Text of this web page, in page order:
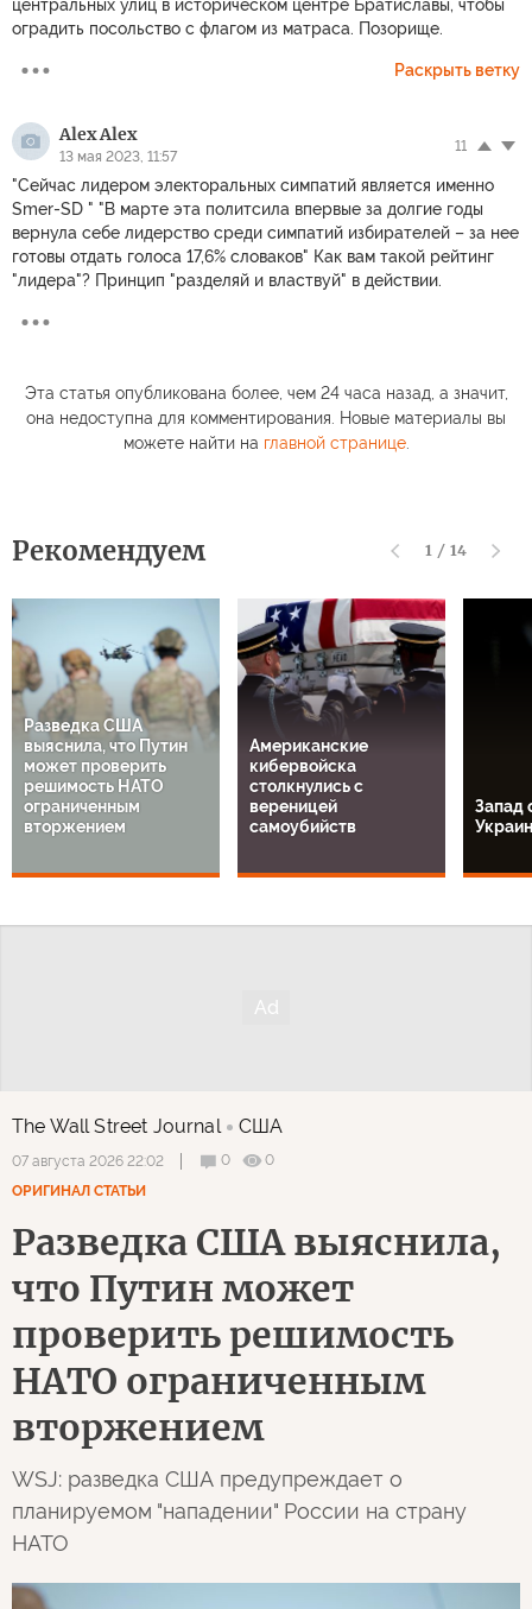
центральных улиц в историческом центре Братиславы, чтобы
оградить посольство с флагом из матраса. Позорище.
Раскрыть ветку
Alex Alex
13 мая 2023, 11:57
11
"Сейчас лидером электоральных симпатий является именно
Smer-SD " "В марте эта политсила впервые за долгие годы
вернула себе лидерство среди симпатий избирателей – за нее
готовы отдать голоса 17,6% словаков" Как вам такой рейтинг
"лидера"? Принцип "разделяй и властвуй" в действии.
Эта статья опубликована более, чем 24 часа назад, а значит,
она недоступна для комментирования. Новые материалы вы
можете найти на главной странице.
Рекомендуем 1 / 14
Разведка США
выяснила, что Путин
может проверить
решимость НАТО
ограниченным
вторжением
Американские
кибервойска
столкнулись с
вереницей
самоубийств
Запад
The Wall Street Journal США
07 августа 2026 22:02 0
0
ОРИГИНАЛ СТАТЬИ
Разведка США выяснила,
что Путин может
проверить решимость
НАТО ограниченным
вторжением
WSJ: разведка США предупреждает о
планируемом "нападении" России на страну
НАТО